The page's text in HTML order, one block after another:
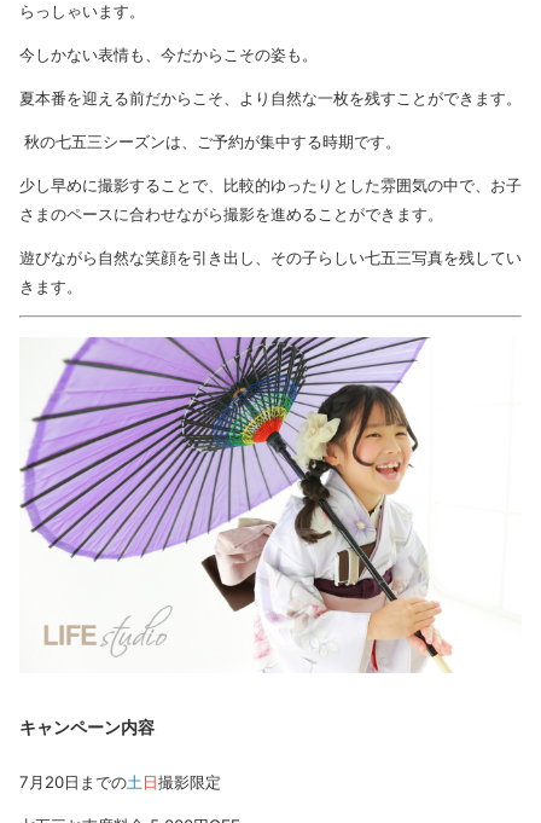
らっしゃいます。
今しかない表情も、今だからこその姿も。
夏本番を迎える前だからこそ、より自然な一枚を残すことができます。
秋の七五三シーズンは、ご予約が集中する時期です。
少し早めに撮影することで、比較的ゆったりとした雰囲気の中で、お子
さまのペースに合わせながら撮影を進めることができます。
遊びながら自然な笑顔を引き出し、その子らしい七五三写真を残してい
きます。
キャンペーン内容
7月20日までの土日撮影限定